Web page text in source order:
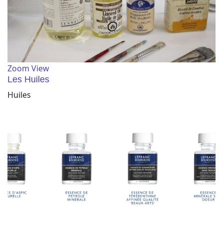
Zoom View
Les Huiles
Huiles